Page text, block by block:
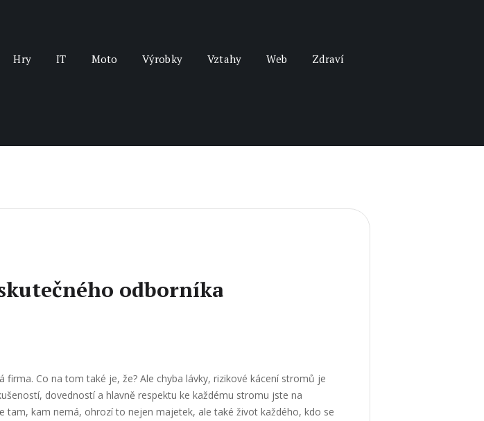
Hry IT Moto Výrobky Vztahy Web Zdraví
odborníka
Co na tom také je, že? Ale chyba lávky, rizikové kácení stromů je
dovedností a hlavně respektu ke každému stromu jste na
kam nemá, ohrozí to nejen majetek, ale také život každého, kdo se